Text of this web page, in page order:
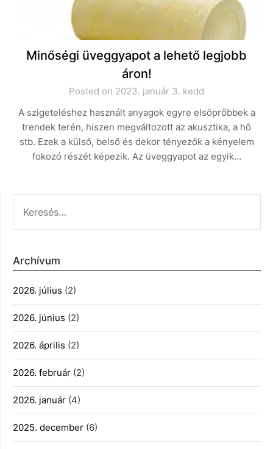
Minőségi üveggyapot a lehető legjobb
áron!
Posted on 2023. január 3. kedd
A szigeteléshez használt anyagok egyre elsöprőbbek a
trendek terén, hiszen megváltozott az akusztika, a hő
stb. Ezek a külső, belső és dekor tényezők a kényelem
fokozó részét képezik. Az üveggyapot az egyik…
Archívum
2026. július (2)
2026. június (2)
2026. április (2)
2026. február (2)
2026. január (4)
2025. december (6)